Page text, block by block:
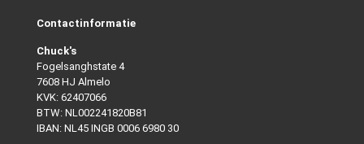
Contactinformatie
Chuck's
Fogelsanghstate 4
7608 HJ Almelo
KVK: 62407066
BTW: NL002241820B81
IBAN: NL45 INGB 0006 6980 30